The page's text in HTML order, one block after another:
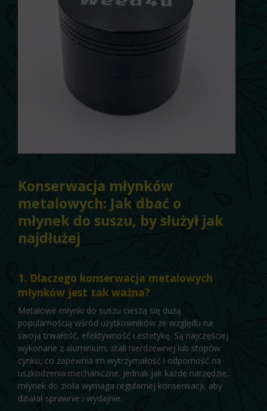
Konserwacja młynków
metalowych: Jak dbać o
młynek do suszu, by służył jak
najdłużej
1. Dlaczego konserwacja metalowych
młynków jest tak ważna?
Metalowe młynki do suszu cieszą się dużą
popularnością wśród użytkowników ze względu na
swoją trwałość, efektywność i estetykę. Są najczęściej
wykonane z aluminium, stali nierdzewnej lub stopów
cynku, co zapewnia im wytrzymałość i odporność na
uszkodzenia mechaniczne. Jednak jak każde narzędzie,
młynek do zioła wymaga regularnej konserwacji, aby
działał sprawnie i wydajnie.